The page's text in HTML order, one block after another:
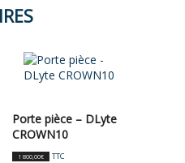
Porte pièce – DLyte
CROWN10
1 800,00€ TTC